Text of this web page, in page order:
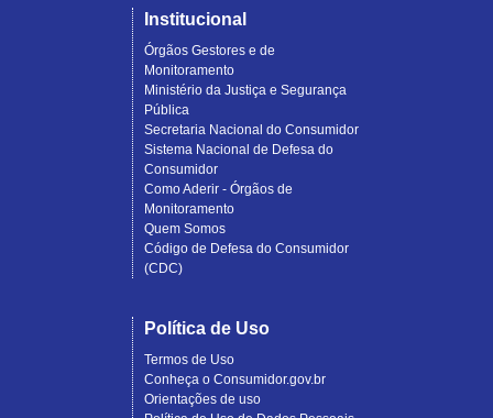
Institucional
Órgãos Gestores e de
Monitoramento
Ministério da Justiça e Segurança
Pública
Secretaria Nacional do Consumidor
Sistema Nacional de Defesa do
Consumidor
Como Aderir - Órgãos de
Monitoramento
Quem Somos
Código de Defesa do Consumidor
(CDC)
Política de Uso
Termos de Uso
Conheça o Consumidor.gov.br
Orientações de uso